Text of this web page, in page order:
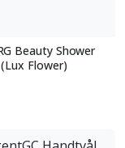
Beauty Shower
Flower)